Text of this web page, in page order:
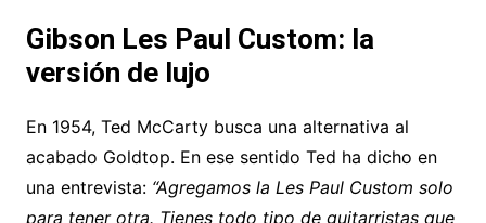
Gibson Les Paul Custom: la
versión de lujo
En 1954, Ted McCarty busca una alternativa al
acabado Goldtop. En ese sentido Ted ha dicho en
una entrevista: “Agregamos la Les Paul Custom solo
para tener otra. Tienes todo tipo de guitarristas que